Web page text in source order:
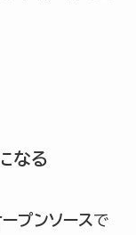
なる
プンソースで